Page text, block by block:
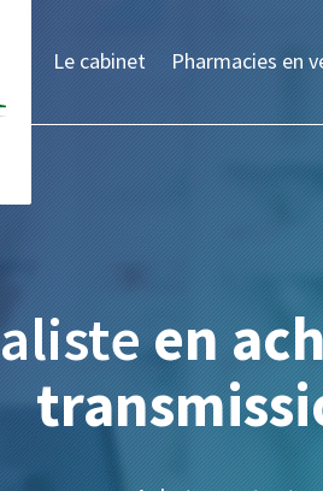
Le cabinet Pharmacies en
en